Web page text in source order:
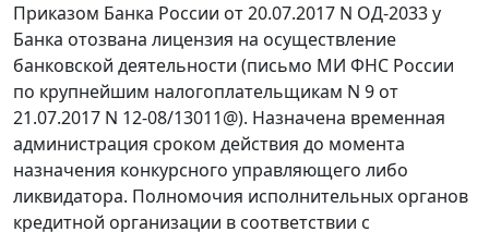
Приказом Банка России от 20.07.2017 N ОД-2033 у
Банка отозвана лицензия на осуществление
банковской деятельности (письмо МИ ФНС России
по крупнейшим налогоплательщикам N 9 от
21.07.2017 N 12-08/13011@). Назначена временная
администрация сроком действия до момента
назначения конкурсного управляющего либо
ликвидатора. Полномочия исполнительных органов
кредитной организации в соответствии с